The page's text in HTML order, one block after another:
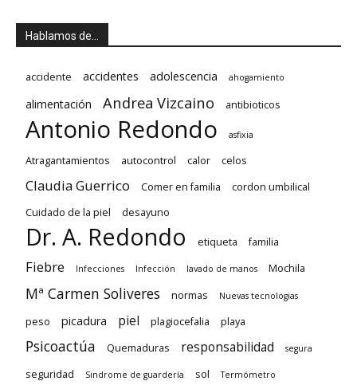
Hablamos de…
accidente accidentes adolescencia ahogamiento
alimentación Andrea Vizcaino antibioticos
Antonio Redondo asfixia
Atragantamientos autocontrol calor celos
Claudia Guerrico Comer en familia
cordon umbilical
Cuidado de la piel
desayuno
Dr. A. Redondo etiqueta familia
Fiebre Infecciones Infección lavado de manos Mochila
Mª Carmen Soliveres normas Nuevas tecnologias
peso picadura piel plagiocefalia playa
Psicoactúa Quemaduras responsabilidad segura
seguridad Sindrome de guardería sol Termómetro